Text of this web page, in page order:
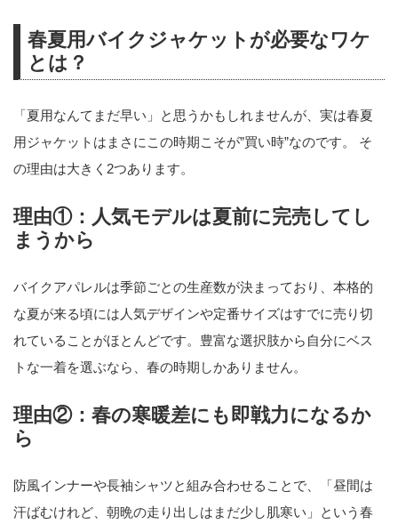
春夏用バイクジャケットが必要なワケ
とは？
「夏用なんてまだ早い」と思うかもしれませんが、実は春夏
用ジャケットはまさにこの時期こそが”買い時”なのです。 そ
の理由は大きく2つあります。
理由①：人気モデルは夏前に完売してし
まうから
バイクアパレルは季節ごとの生産数が決まっており、本格的
な夏が来る頃には人気デザインや定番サイズはすでに売り切
れていることがほとんどです。豊富な選択肢から自分にベス
トな一着を選ぶなら、春の時期しかありません。
理由②：春の寒暖差にも即戦力になるか
ら
防風インナーや長袖シャツと組み合わせることで、「昼間は
汗ばむけれど、朝晩の走り出しはまだ少し肌寒い」という春